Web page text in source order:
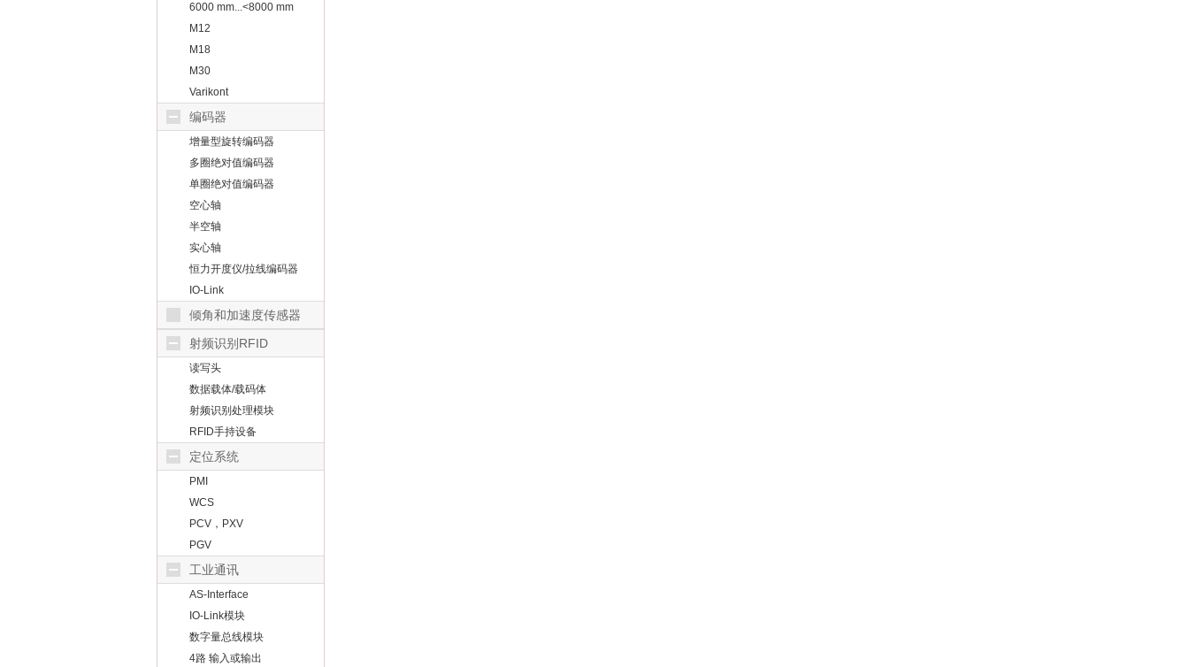
6000 mm...<8000 mm
M12
M18
M30
Varikont
编码器
增量型旋转编码器
多圈绝对值编码器
单圈绝对值编码器
空心轴
半空轴
实心轴
恒力开度仪/拉线编码器
IO-Link
倾角和加速度传感器
射频识别RFID
读写头
数据载体/载码体
射频识别处理模块
RFID手持设备
定位系统
PMI
WCS
PCV，PXV
PGV
工业通讯
AS-Interface
IO-Link模块
数字量总线模块
4路 输入或输出